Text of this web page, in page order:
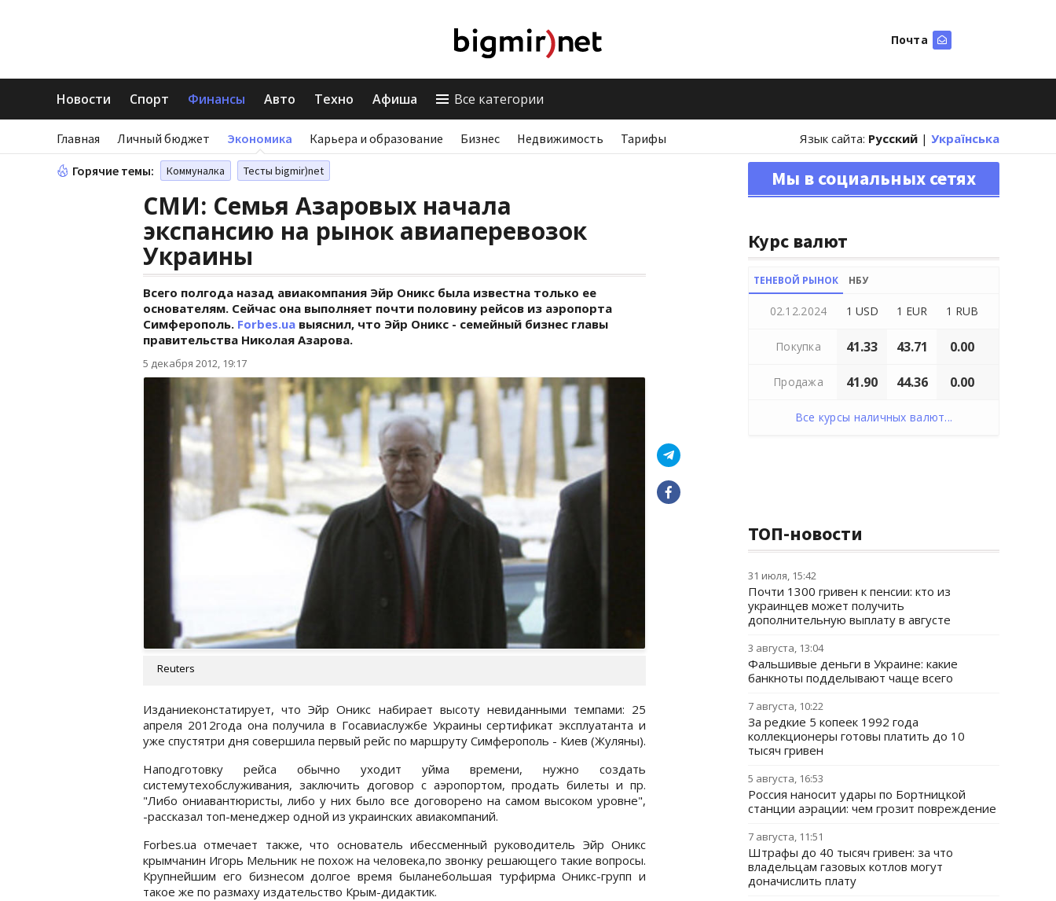
Почта
Новости Спорт Финансы Авто Техно Афиша Все категории
Главная Личный бюджет Экономика Карьера и образование Бизнес Недвижимость Тарифы Язык сайта: Русский | Українська
Горячие темы: Коммуналка Тесты bigmir)net
СМИ: Семья Азаровых начала
экспансию на рынок авиаперевозок
Украины
Всего полгода назад авиакомпания Эйр Оникс была известна только ее
основателям. Сейчас она выполняет почти половину рейсов из аэропорта
Симферополь. Forbes.ua выяснил, что Эйр Оникс - семейный бизнес главы
правительства Николая Азарова.
5 декабря 2012, 19:17
Reuters
Изданиеконстатирует, что Эйр Оникс набирает высоту невиданными темпами: 25
апреля 2012года она получила в Госавиаслужбе Украины сертификат эксплуатанта и
уже спустятри дня совершила первый рейс по маршруту Симферополь - Киев (Жуляны).
Наподготовку рейса обычно уходит уйма времени, нужно создать
системутехобслуживания, заключить договор с аэропортом, продать билеты и пр.
"Либо ониавантюристы, либо у них было все договорено на самом высоком уровне",
-рассказал топ-менеджер одной из украинских авиакомпаний.
Forbes.ua отмечает также, что основатель ибессменный руководитель Эйр Оникс
крымчанин Игорь Мельник не похож на человека,по звонку решающего такие вопросы.
Крупнейшим его бизнесом долгое время быланебольшая турфирма Оникс-групп и
такое же по размаху издательство Крым-дидактик.
Мы в социальных сетях
Курс валют
ТЕНЕВОЙ РЫНОК НБУ
02.12.2024 1 USD 1 EUR 1 RUB
Покупка 41.33 43.71 0.00
Продажа 41.90 44.36 0.00
Все курсы наличных валют...
ТОП-новости
31 июля, 15:42
Почти 1300 гривен к пенсии: кто из
украинцев может получить
дополнительную выплату в августе
3 августа, 13:04
Фальшивые деньги в Украине: какие
банкноты подделывают чаще всего
7 августа, 10:22
За редкие 5 копеек 1992 года
коллекционеры готовы платить до 10
тысяч гривен
5 августа, 16:53
Россия наносит удары по Бортницкой
станции аэрации: чем грозит повреждение
7 августа, 11:51
Штрафы до 40 тысяч гривен: за что
владельцам газовых котлов могут
доначислить плату